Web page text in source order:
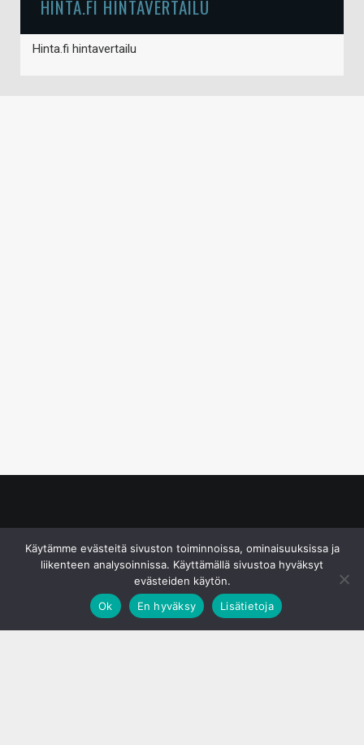
HINTA.FI HINTAVERTAILU
Hinta.fi hintavertailu
Käytämme evästeitä sivuston toiminnoissa, ominaisuuksissa ja
liikenteen analysoinnissa. Käyttämällä sivustoa hyväksyt
evästeiden käytön.
Ok
En hyväksy Lisätietoja